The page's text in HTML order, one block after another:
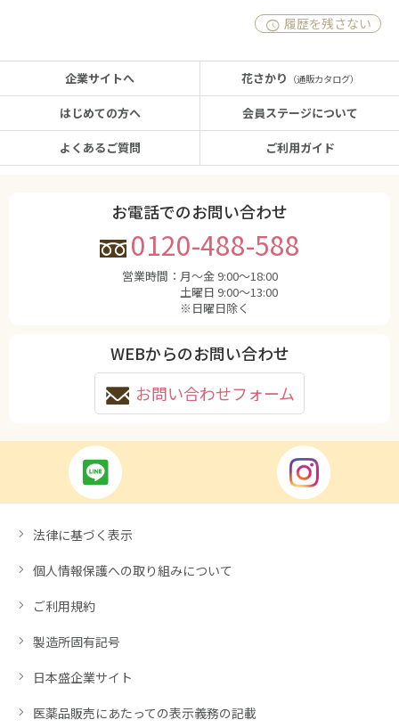
履歴を残さない
企業サイトへ
はじめての方へ
よくあるご質問
花さかり （通販カタログ）
会員ステージについて
ご利用ガイド
お電話でのお問い合わせ
0120-488-588
営業時間： 月〜金 9:00〜18:00
土曜日 9:00〜13:00
※日曜日除く
WEBからのお問い合わせ
お問い合わせフォーム
法律に基づく表示
個人情報保護への取り組みについて
ご利用規約
製造所固有記号
日本盛企業サイト
医薬品販売にあたっての表示義務の記載